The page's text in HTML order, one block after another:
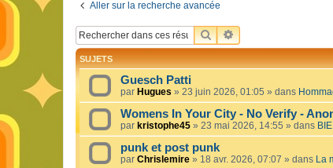
Aller sur la recherche avancée
RECHERCHER
RECHERCHE
SUJETS
Guesch Patti
par Hugues » 23 juin 2026, 01:05 » dans
Womens In Your City - No Verify -
par kristophe45 » 23 mai 2026, 14:55 » dans
punk et post punk
par Chrislemire » 18 avr. 2026, 07:07 » dans La